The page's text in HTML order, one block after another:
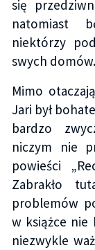
się
natomiast
niektórzy
swych domów.
Mimo
Jari był
bardzo
niczym nie
powieści
Zabrakło
problemów
w książce nie
niezwykle